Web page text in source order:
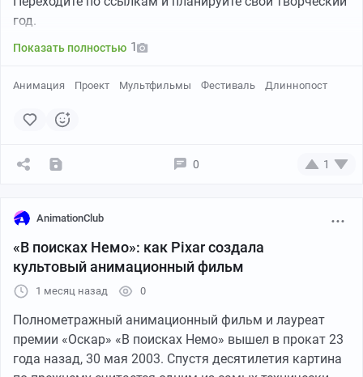
год.
Показать полностью 1
Анимация Проект Мультфильмы Фестиваль Длиннопост
0 1
AnimationClub
«В поисках Немо»: как Pixar создала
культовый анимационный фильм
1 месяц назад 0
Полнометражный анимационный фильм и лауреат
премии «Оскар» «В поисках Немо» вышел в прокат 23
года назад, 30 мая 2003. Спустя десятилетия картина